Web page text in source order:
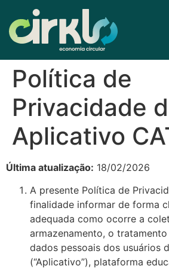
Política de
Privacidade
Aplicativo
Última atualização: 18/02/2026
A presente Política de
finalidade informar de forma
adequada como ocorre a
armazenamento, o
dados pessoais dos usuários
(“Aplicativo”), plataforma